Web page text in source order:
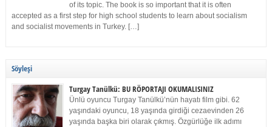
of its topic. The book is so important that it is often
accepted as a first step for high school students to learn about socialism
and socialist movements in Turkey. […]
Söyleşi
Turgay Tanülkü: BU RÖPORTAJI OKUMALISINIZ
Ünlü oyuncu Turgay Tanülkü’nün hayatı film gibi. 62
yaşındaki oyuncu, 18 yaşında girdiği cezaevinden 26
yaşında başka biri olarak çıkmış. Özgürlüğe ilk adımı